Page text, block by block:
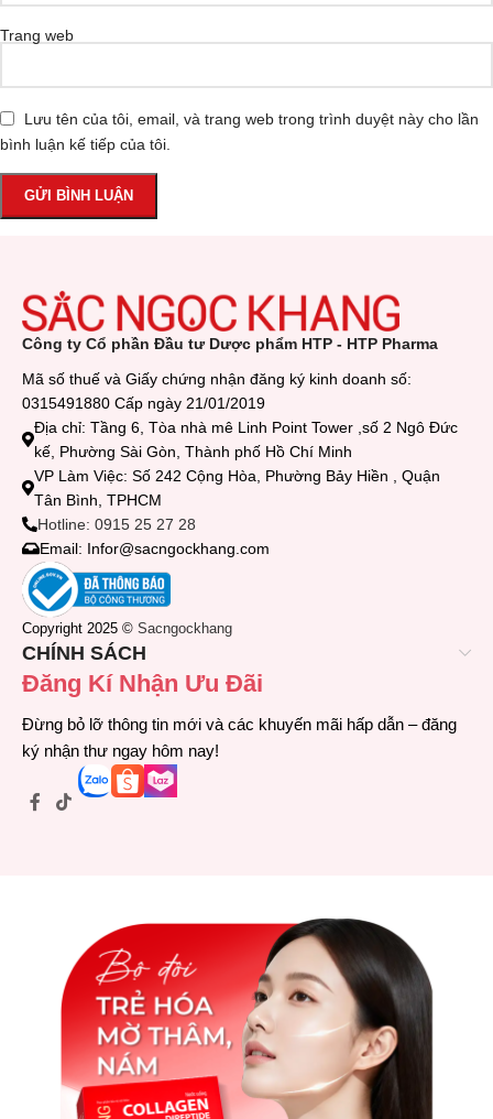
Trang web
Lưu tên của tôi, email, và trang web trong trình duyệt này cho lần
bình luận kế tiếp của tôi.
Công ty Cổ phần Đầu tư Dược phẩm HTP - HTP Pharma
Mã số thuế và Giấy chứng nhận đăng ký kinh doanh số:
0315491880 Cấp ngày 21/01/2019
Địa chỉ: Tầng 6, Tòa nhà mê Linh Point Tower ,số 2 Ngô Đức
kế, Phường Sài Gòn, Thành phố Hồ Chí Minh
VP Làm Việc: Số 242 Cộng Hòa, Phường Bảy Hiền , Quận
Tân Bình, TPHCM
Hotline: 0915 25 27 28
Email: Infor@sacngockhang.com
Copyright 2025 © Sacngockhang
CHÍNH SÁCH
Đăng Kí Nhận Ưu Đãi
Đừng bỏ lỡ thông tin mới và các khuyến mãi hấp dẫn – đăng
ký nhận thư ngay hôm nay!